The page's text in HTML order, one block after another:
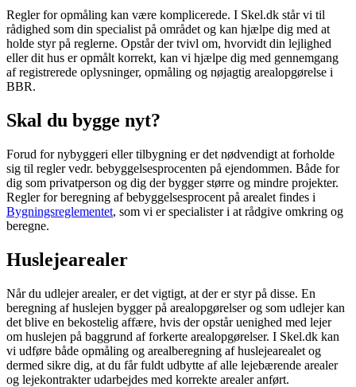
Regler for opmåling kan være komplicerede. I Skel.dk står vi til
rådighed som din specialist på området og kan hjælpe dig med at
holde styr på reglerne. Opstår der tvivl om, hvorvidt din lejlighed
eller dit hus er opmålt korrekt, kan vi hjælpe dig med gennemgang
af registrerede oplysninger, opmåling og nøjagtig arealopgørelse i
BBR.
Skal du bygge nyt?
Forud for nybyggeri eller tilbygning er det nødvendigt at forholde
sig til regler vedr. bebyggelsesprocenten på ejendommen. Både for
dig som privatperson og dig der bygger større og mindre projekter.
Regler for beregning af bebyggelsesprocent på arealet findes i
Bygningsreglementet, som vi er specialister i at rådgive omkring og
beregne.
Huslejearealer
Når du udlejer arealer, er det vigtigt, at der er styr på disse. En
beregning af huslejen bygger på arealopgørelser og som udlejer kan
det blive en bekostelig affære, hvis der opstår uenighed med lejer
om huslejen på baggrund af forkerte arealopgørelser. I Skel.dk kan
vi udføre både opmåling og arealberegning af huslejearealet og
dermed sikre dig, at du får fuldt udbytte af alle lejebærende arealer
og lejekontrakter udarbejdes med korrekte arealer anført.